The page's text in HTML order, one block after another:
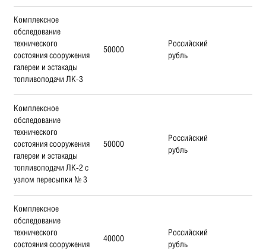
Комплексное
обследование
технического
состояния сооружения
галереи и эстакады
топливоподачи ЛК-3
50000
Российский
рубль
Комплексное
обследование
технического
состояния сооружения
галереи и эстакады
топливоподачи ЛК-2 с
узлом пересыпки № 3
50000
Российский
рубль
Комплексное
обследование
технического
состояния сооружения
40000
Российский
рубль